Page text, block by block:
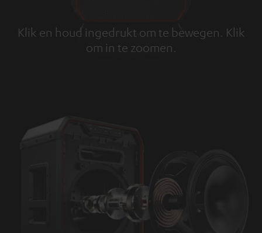
Klik en houd ingedrukt om te bewegen. Klik
om in te zoomen.
Tap to zoom